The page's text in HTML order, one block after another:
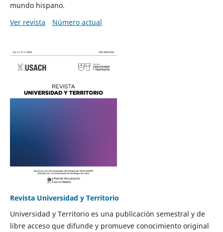
mundo hispano.
Ver revista
Número actual
Revista Universidad y Territorio
Universidad y Territorio es una publicación semestral y de
libre acceso que difunde y promueve conocimiento original